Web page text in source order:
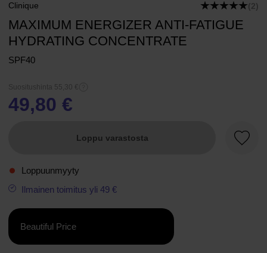
Clinique (2)
MAXIMUM ENERGIZER ANTI-FATIGUE
HYDRATING CONCENTRATE
SPF40
Suositushinta 55,30 €
49,80 €
Loppu varastosta
Loppuunmyyty
Ilmainen toimitus yli 49 €
Beautiful Price